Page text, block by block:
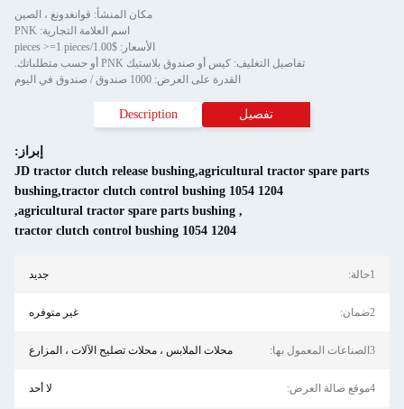
مكان المنشأ: قوانغدونغ ، الصين
اسم العلامة التجارية: PNK
الأسعار: $1.00/pieces >=1 pieces
تفاصيل التغليف: كيس أو صندوق بلاستيك PNK أو حسب متطلباتك.
القدرة على العرض: 1000 صندوق / صندوق في اليوم
تفصيل Description
إبراز:
JD tractor clutch release bushing,agricultural tractor spare parts
bushing,tractor clutch control bushing 1054 1204
,
agricultural tractor spare parts bushing
,
tractor clutch control bushing 1054 1204
1حالة: جديد
2ضمان: غير متوفره
3الصناعات المعمول بها: محلات الملابس ، محلات تصليح الآلات ، المزارع
4موقع صالة العرض: لا أحد